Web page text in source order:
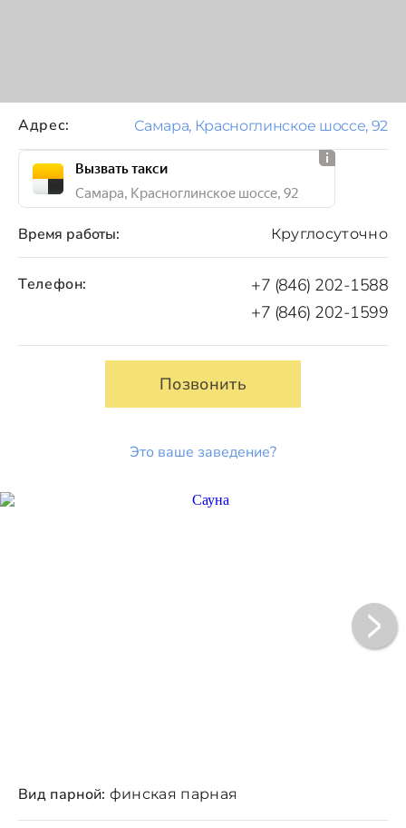
Время работы: Круглосуточно
Телефон:
+7 (846) 202-1588
+7 (846) 202-1599
Позвонить
Это ваше заведение?
Адрес: Самара, Красноглинское шоссе, 92
Вызвать такси
Самара, Красноглинское шоссе, 92
Вид парной: финская парная